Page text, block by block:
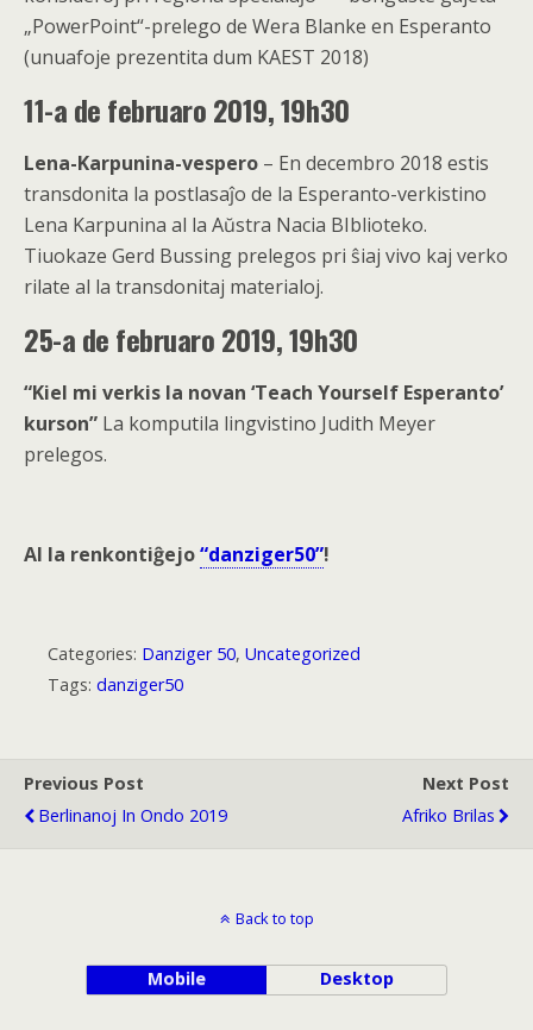
„PowerPoint“-prelego de Wera Blanke en Esperanto
(unuafoje prezentita dum KAEST 2018)
11-a de februaro 2019, 19h30
Lena-Karpunina-vespero – En decembro 2018 estis
transdonita la postlasaĵo de la Esperanto-verkistino
Lena Karpunina al la Aŭstra Nacia BIblioteko.
Tiuokaze Gerd Bussing prelegos pri ŝiaj vivo kaj verko
rilate al la transdonitaj materialoj.
25-a de februaro 2019, 19h30
“Kiel mi verkis la novan ‘Teach Yourself Esperanto’
kurson” La komputila lingvistino Judith Meyer
prelegos.
Al la renkontiĝejo“danziger50”!
Categories: Danziger 50, Uncategorized
Tags: danziger50
Previous Post
Berlinanoj In Ondo 2019
Next Post
Afriko Brilas
Back to top
Mobile Desktop